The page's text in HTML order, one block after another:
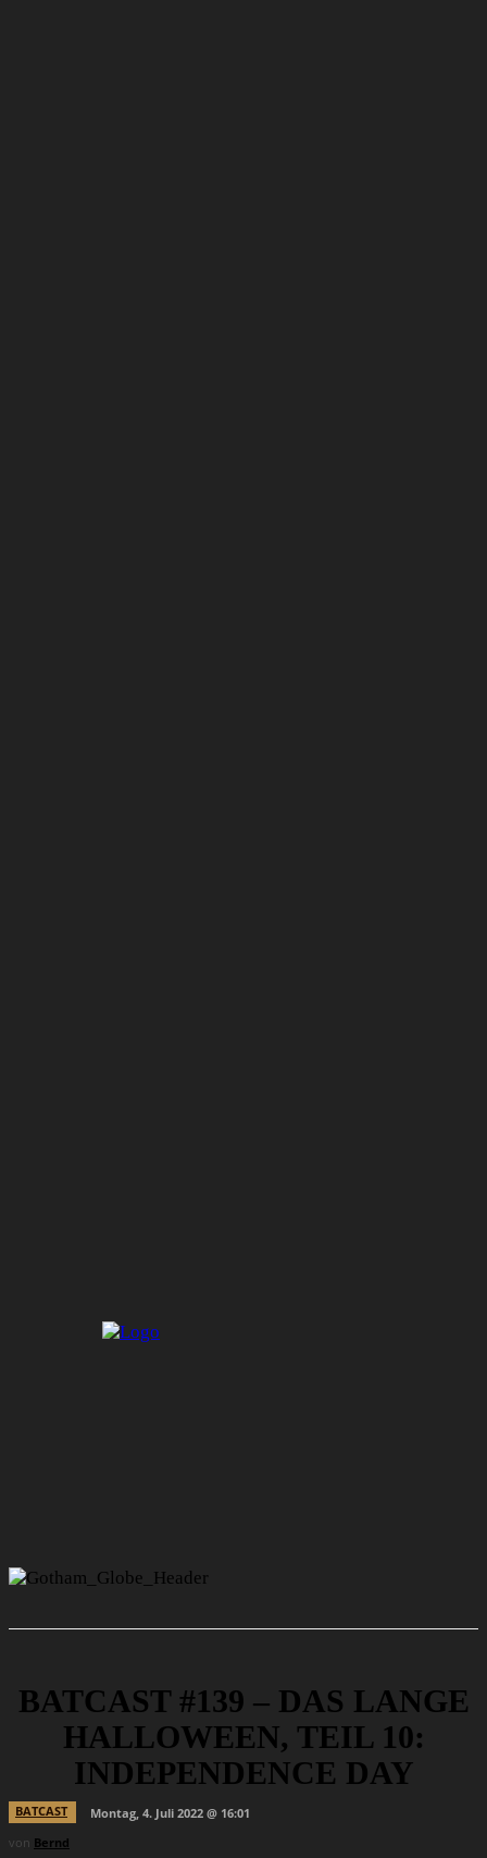
BATCAST #139 – DAS LANGE
HALLOWEEN, TEIL 10:
INDEPENDENCE DAY
BATCAST
Montag, 4. Juli 2022 @ 16:01
von Bernd